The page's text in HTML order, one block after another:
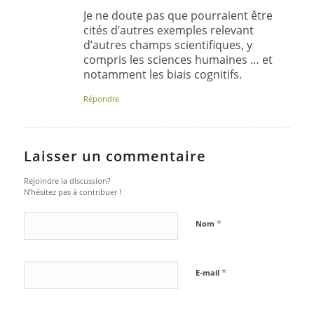
Je ne doute pas que pourraient être
cités d’autres exemples relevant
d’autres champs scientifiques, y
compris les sciences humaines … et
notamment les biais cognitifs.
Répondre
Laisser un commentaire
Rejoindre la discussion?
N’hésitez pas à contribuer !
Nom *
E-mail *